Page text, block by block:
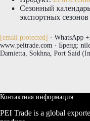
Сезонный
экспортных сезонов
[email protected] · WhatsApp
www.peitrade.com · Бренд:
Damietta, Sokhna, Port Said
Контактная информация
PEI Trade is a global